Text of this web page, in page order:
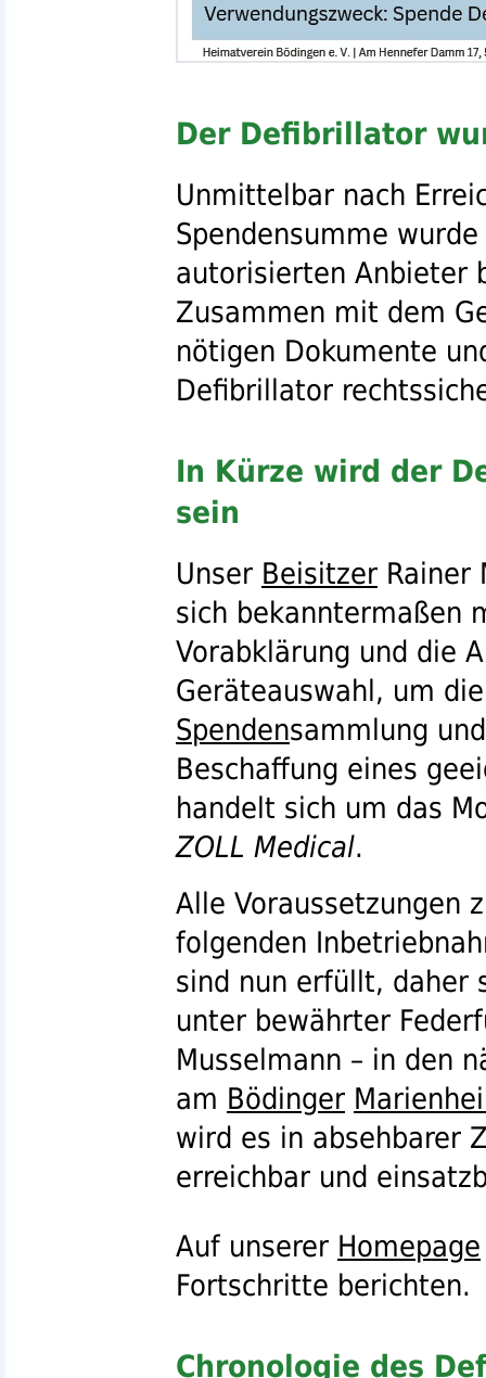
Der Defibrillator
Unmittelbar nach
Spendensumme
autorisierten Anbieter
Zusammen mit dem
nötigen Dokumente
Defibrillator
In Kürze wird der
sein
Unser Beisitzer Rainer
sich bekanntermaßen
Vorabklärung und die
Geräteauswahl, um
Spendensammlung
Beschaffung eines
handelt sich um das
ZOLL Medical.
Alle Voraussetzungen
folgenden
sind nun erfüllt, daher
unter bewährter
Musselmann – in den
am Bödinger
wird es in absehbarer
erreichbar und
Auf unserer Homepage
Fortschritte berichten.
Chronologie des